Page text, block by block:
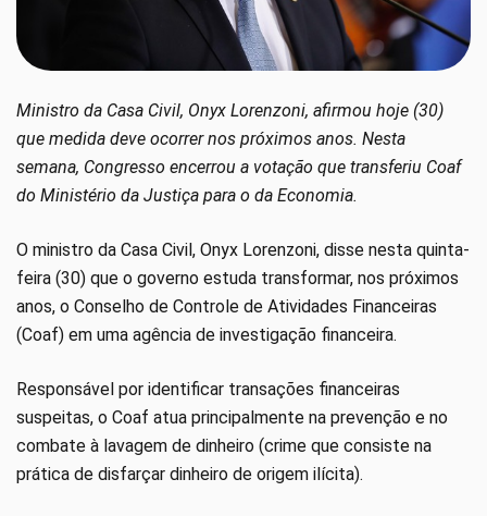
Ministro da Casa Civil, Onyx Lorenzoni, afirmou hoje (30)
que medida deve ocorrer nos próximos anos. Nesta
semana, Congresso encerrou a votação que transferiu Coaf
do Ministério da Justiça para o da Economia.
O ministro da Casa Civil, Onyx Lorenzoni, disse nesta quinta-
feira (30) que o governo estuda transformar, nos próximos
anos, o Conselho de Controle de Atividades Financeiras
(Coaf) em uma agência de investigação financeira.
Responsável por identificar transações financeiras
suspeitas, o Coaf atua principalmente na prevenção e no
combate à lavagem de dinheiro (crime que consiste na
prática de disfarçar dinheiro de origem ilícita).